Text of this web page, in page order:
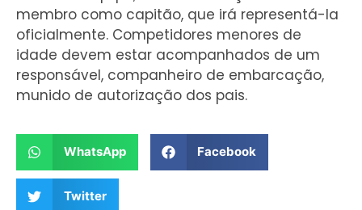
membro como capitão, que irá representá-la
oficialmente. Competidores menores de
idade devem estar acompanhados de um
responsável, companheiro de embarcação,
munido de autorização dos pais.
WhatsApp Facebook
Twitter